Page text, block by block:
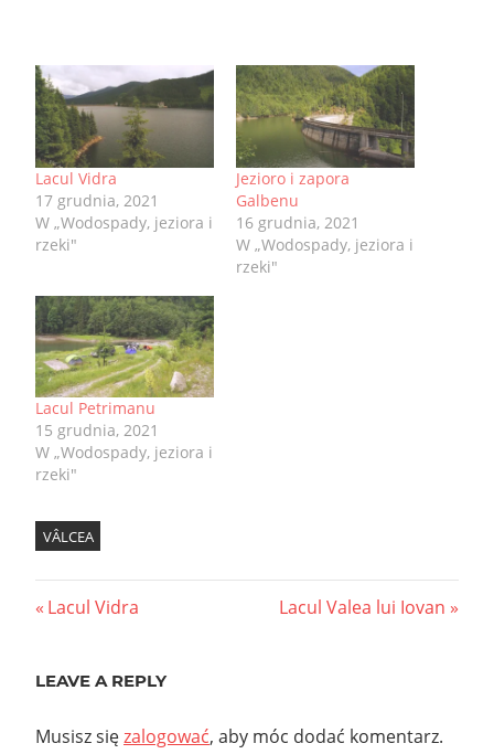
Lacul Vidra
17 grudnia, 2021
W „Wodospady, jeziora i
rzeki"
Jezioro i zapora
Galbenu
16 grudnia, 2021
W „Wodospady, jeziora i
rzeki"
Lacul Petrimanu
15 grudnia, 2021
W „Wodospady, jeziora i
rzeki"
VÂLCEA
Nawigacja
Previous
Lacul Vidra
Next
Lacul Valea lui Iovan
LEAVE A REPLY
Musisz sięzalogować, aby móc dodać komentarz.